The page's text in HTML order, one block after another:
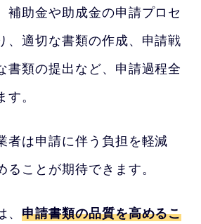
補助金や助成金の申請プロセ
、適切な書類の作成、申請戦
書類の提出など、申請過程全
。
者は申請に伴う負担を軽減
ることが期待できます。
、申請書類の品質を高めるこ